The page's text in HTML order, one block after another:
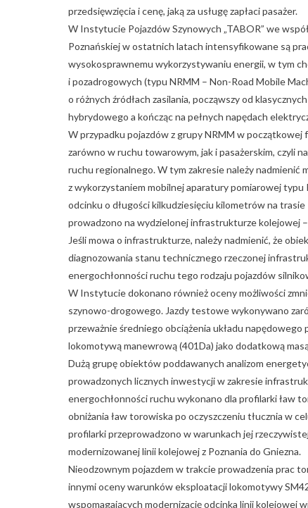
przedsięwzięcia i cenę, jaką za usługę zapłaci pasażer.
W Instytucie Pojazdów Szynowych „TABOR” we
Poznańskiej w ostatnich latach intensyfikowane są
wysokosprawnemu wykorzystywaniu energii, w tym
i pozadrogowych (typu NRMM – Non-Road Mobile
o różnych źródłach zasilania, począwszy od
hybrydowego a kończąc na pełnych napędach
W przypadku pojazdów z grupy NRMM w początkowej
zarówno w ruchu towarowym, jak i pasażerskim, czyli
ruchu regionalnego. W tym zakresie należy nadmienić
z wykorzystaniem mobilnej aparatury pomiarowej typu
odcinku o długości kilkudziesięciu kilometrów na
prowadzono na wydzielonej infrastrukturze kolejowej
Jeśli mowa o infrastrukturze, należy nadmienić, że
diagnozowania stanu technicznego rzeczonej
energochłonności ruchu tego rodzaju pojazdów
W Instytucie dokonano również oceny możliwości
szynowo-drogowego. Jazdy testowe wykonywano
przeważnie średniego obciążenia układu
lokomotywą manewrową (401Da) jako dodatkową
Dużą grupę obiektów poddawanych analizom
prowadzonych licznych inwestycji w zakresie
energochłonności ruchu wykonano dla profilarki ław
obniżania ław torowiska po oczyszczeniu tłucznia w
profilarki przeprowadzono w warunkach jej
modernizowanej linii kolejowej z Poznania do Gniezna.
Nieodzownym pojazdem w trakcie prowadzenia prac
innymi oceny warunków eksploatacji lokomotywy
wspomagających modernizację odcinka linii kolejowej